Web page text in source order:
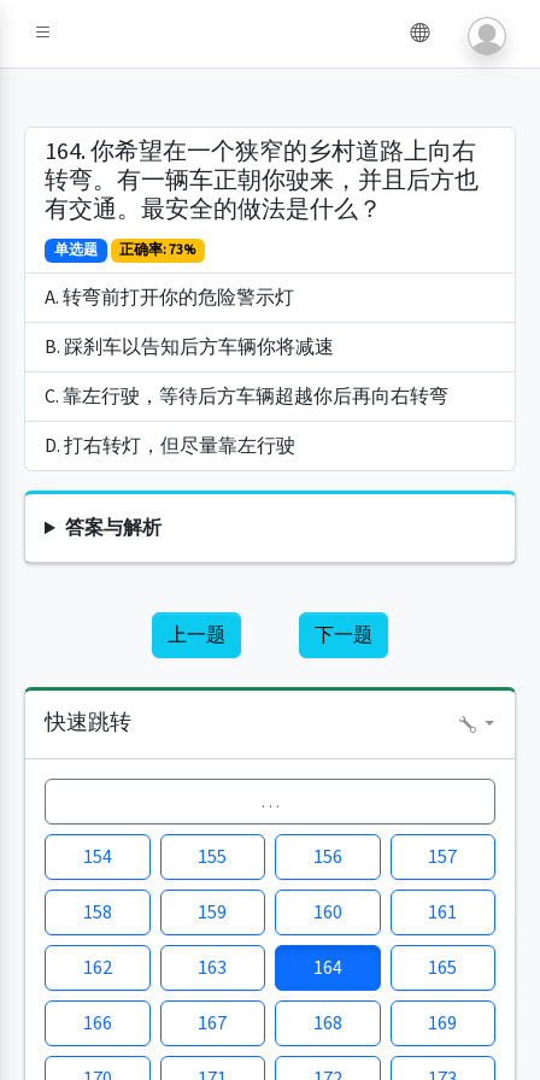
164. 你希望在一个狭窄的乡村道路上向右
转弯。有一辆车正朝你驶来，并且后方也
有交通。最安全的做法是什么？
单选题 正确率: 73%
A. 转弯前打开你的危险警示灯
B. 踩刹车以告知后方车辆你将减速
C. 靠左行驶，等待后方车辆超越你后再向右转弯
D. 打右转灯，但尽量靠左行驶
答案与解析
上一题 下一题
快速跳转
…
154 155 156 157
158 159 160 161
162 163 164 165
166 167 168 169